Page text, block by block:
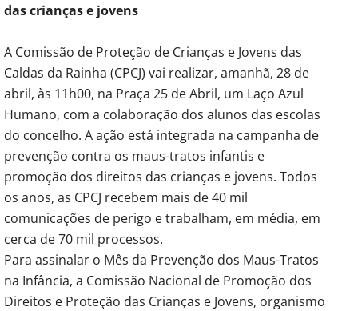
das crianças e jovens
A Comissão de Proteção de Crianças e Jovens das
Caldas da Rainha (CPCJ) vai realizar, amanhã, 28 de
abril, às 11h00, na Praça 25 de Abril, um Laço Azul
Humano, com a colaboração dos alunos das escolas
do concelho. A ação está integrada na campanha de
prevenção contra os maus-tratos infantis e
promoção dos direitos das crianças e jovens. Todos
os anos, as CPCJ recebem mais de 40 mil
comunicações de perigo e trabalham, em média, em
cerca de 70 mil processos.
Para assinalar o Mês da Prevenção dos Maus-Tratos
na Infância, a Comissão Nacional de Promoção dos
Direitos e Proteção das Crianças e Jovens, organismo